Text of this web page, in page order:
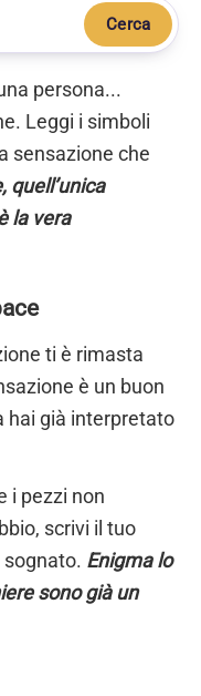
Cerca
persona...
Leggi i simboli
sensazione che
quell’unica
la vera
ti è rimasta
è un buon
hai già interpretato
i pezzi non
scrivi il tuo
sognato. Enigma lo
sono già un